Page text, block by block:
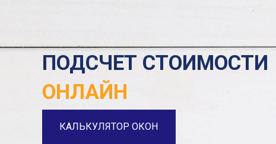
ПОДСЧЕТ СТОИМОСТИ
ОНЛАЙН
КАЛЬКУЛЯТОР ОКОН